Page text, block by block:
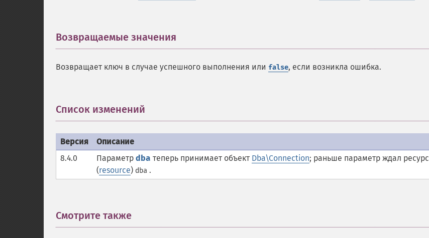
Возвращаемые значения
Возвращает ключ в случае успешного выполнения или false, если возникла ошибка.
Список изменений
Версия
Описание
8.4.0
Параметр dba теперь принимает объект Dba\Connection; раньше параметр ждал ресурс
(resource) dba .
Смотрите также